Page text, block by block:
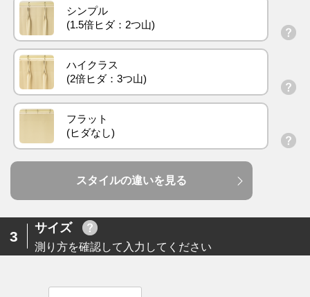
シンプル
ハイクラス
フラット
スタイルの違いを見る
3
サイズ
測り方を確認して入力してください